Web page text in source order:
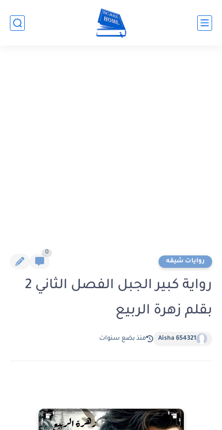
روايات شيقه
0
رواية كبير الجبل الفصل الثاني 2
بقلم زهرة الربيع
Aisha 654321 منذ بضع سنوات